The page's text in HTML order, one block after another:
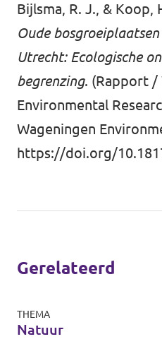
Bijlsma, R. J., & Koop,
Oude
Utrecht: Ecologische
begrenzing. (Rapport /
Environmental
Wageningen
https://doi.org/
Gerelateerd
THEMA
Natuur